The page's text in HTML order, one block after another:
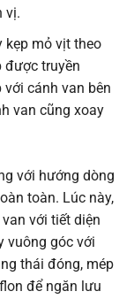
vị.
kẹp mỏ vịt theo
được truyền
cánh van bên
van cũng xoay
với hướng dòng
toàn. Lúc này,
với tiết diện
vuông góc với
thái đóng, mép
để ngăn lưu